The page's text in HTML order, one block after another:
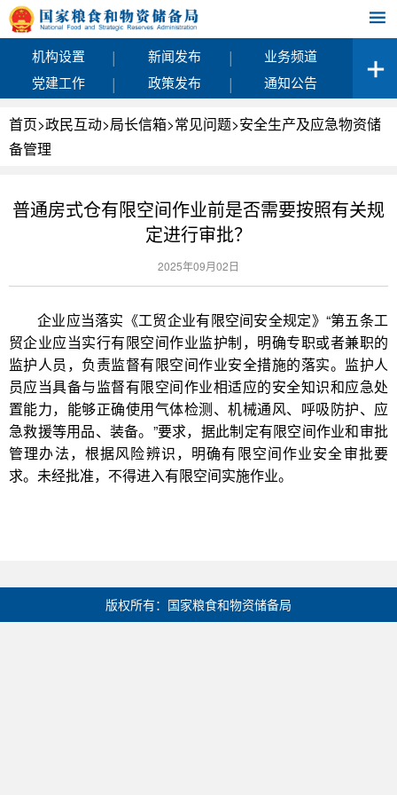
机构设置 | 新闻发布 |
业务频道
党建工作
| 政策发布 | 通知公告
首页>政民互动>局长信箱>常见问题>安全生产及应急物资储
备管理
普通房式仓有限空间作业前是否需要按照有关规
定进行审批？
2025年09月02日
企业应当落实《工贸企业有限空间安全规定》“第五条工
贸企业应当实行有限空间作业监护制，明确专职或者兼职的
监护人员，负责监督有限空间作业安全措施的落实。监护人
员应当具备与监督有限空间作业相适应的安全知识和应急处
置能力，能够正确使用气体检测、机械通风、呼吸防护、应
急救援等用品、装备。”要求，据此制定有限空间作业和审批
管理办法，根据风险辨识，明确有限空间作业安全审批要
求。未经批准，不得进入有限空间实施作业。
版权所有：国家粮食和物资储备局